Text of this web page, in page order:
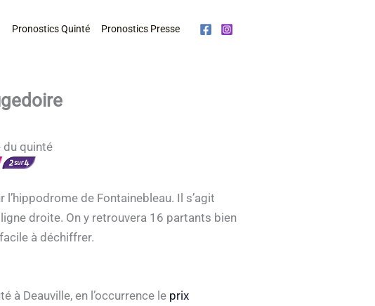
Pronostics Quinté Pronostics Presse
du quinté
de Fontainebleau. Il s’agit
droite. On y retrouvera 16 partants bien
à déchiffrer.
à Deauville, en l’occurrence le prix